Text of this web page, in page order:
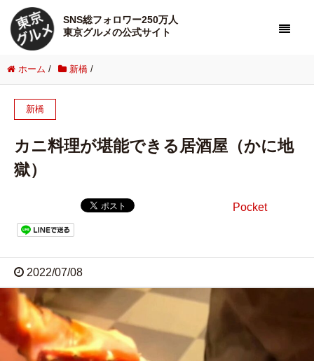
SNS総フォロワー250万人
東京グルメの公式サイト
ホーム / 新橋 /
新橋
カニ料理が堪能できる居酒屋（かに地
獄）
Pocket
2022/07/08